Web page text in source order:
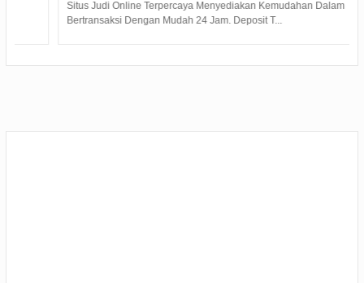
Situs Judi Online Terpercaya Menyediakan Kemudahan Dalam
Bertransaksi Dengan Mudah 24 Jam. Deposit T...